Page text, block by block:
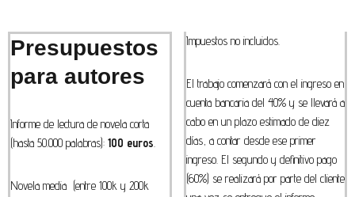
Presupuestos
para autores
Informe de lectura de novela corta
(hasta 50.000 palabras): 100 euros
Novela media (entre 100k y 200k
Impuestos no incluidos.
El trabajo comenzará con el ingreso en
cuenta bancaria del 40% y se llevará a
cabo en un plazo estimado de diez
días, a contar desde ese primer
ingreso. El segundo y definitivo pago
(60%) se realizará por parte del cliente